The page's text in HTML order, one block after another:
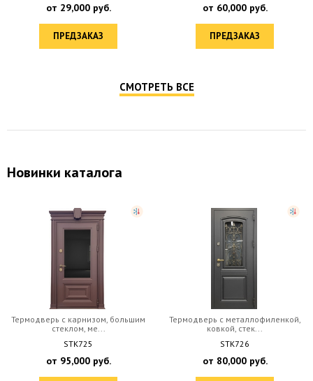
от 29,000руб.
ПРЕДЗАКАЗ
от 60,000руб.
ПРЕДЗАКАЗ
СМОТРЕТЬ ВСЕ
Новинки каталога
Термодверь с металлофиленкой,
ковкой, стек...
STK726
от80,000руб.
Полуторная термодверь с
остекленной фрамуг...
STK714
от135,000руб.